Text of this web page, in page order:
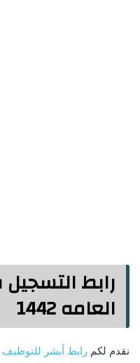
رابط
العامه 1442
نقدم لكم رابط أبشر للتوظيف